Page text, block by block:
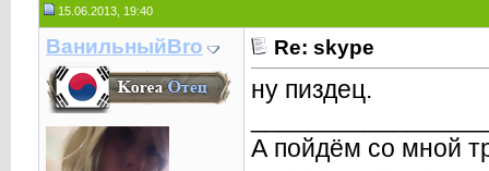
15.06.2013, 19:40
ВанильныйBro Re: skype
ну пиздец.
А пойдём со мной